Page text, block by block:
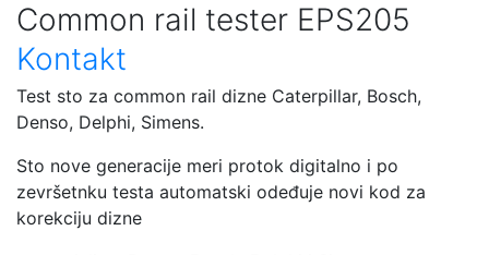
Common rail tester EPS205
Kontakt
Test sto za common rail dizne Caterpillar, Bosch,
Denso, Delphi, Simens.
Sto nove generacije meri protok digitalno i po
zevršetnku testa automatski odeđuje novi kod za
korekciju dizne